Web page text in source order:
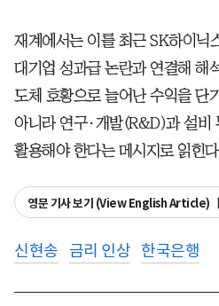
재계에서는 이를 최근 SK하이닉
대기업 성과급 논란과 연결해 해
도체 호황으로 늘어난 수익을 단
아니라 연구·개발(R&D)과 설비
활용해야 한다는 메시지로 읽힌
영문 기사 보기 (View English Article)
신현송 금리 인상 한국은행